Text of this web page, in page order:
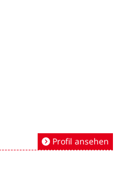
Profil ansehen